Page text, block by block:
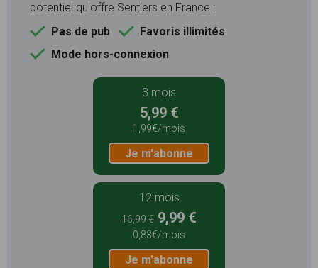
potentiel qu'offre Sentiers en France :
Pas de pub
Favoris illimités
Mode hors-connexion
3 mois
5,99 €
1,99€/mois
Je m'abonne
12 mois
16,99 € 9,99 €
0,83€/mois
Je m'abonne